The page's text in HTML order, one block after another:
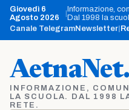
Vai
contenuto
Giovedì 6
Agosto 2026
Informazione,
Dal 1998 la
Canale TelegramNewsletter
INFORMAZIONE,
LA SCUOLA. DAL 1998
RETE.